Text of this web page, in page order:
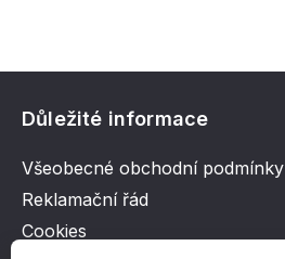
Důležité informace
Všeobecné obchodní podmínky
Reklamační řád
Cookies